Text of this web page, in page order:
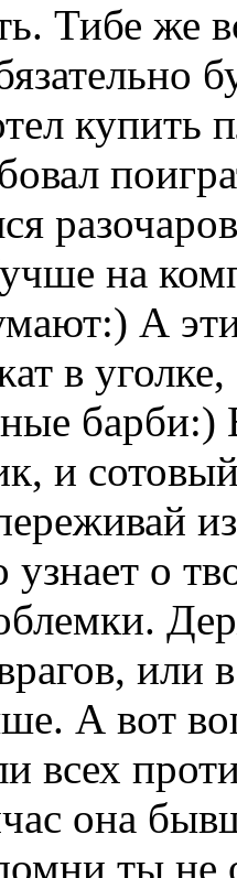
Тибе же
на
А
в
барби:)
и
узнает о
или
А вот
всех
она
ты не